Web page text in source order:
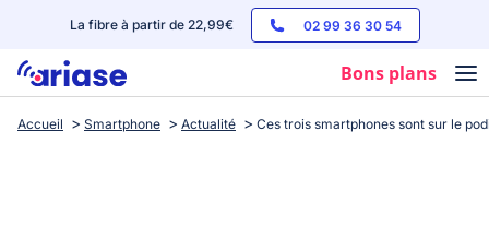
La fibre à partir de 22,99€ 02 99 36 30 54
Bons plans
Box internet
Accueil Smartphone Actualité Ces trois smartphones sont sur le